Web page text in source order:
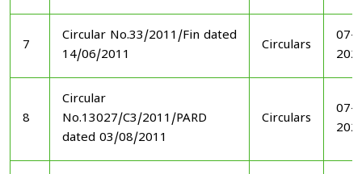
7
Circular No.33/2011/Fin dated
14/06/2011
Circulars
07-
8
Circular
No.13027/C3/2011/PARD
dated 03/08/2011
Circulars
07-